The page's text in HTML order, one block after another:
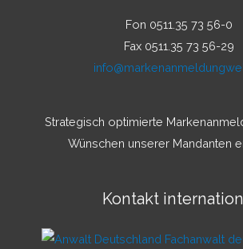
Fon 0511.35 73 56-0
Fax 0511.35 73 56-29
Strategisch optimierte
Wünschen unserer Mandanten
Kontakt